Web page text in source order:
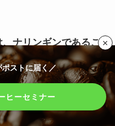
ナリンギンであるこ
、ナリンギンの存在は
ドの一種で、主にグレ
ポストに届く／
ヒーセミナー
×